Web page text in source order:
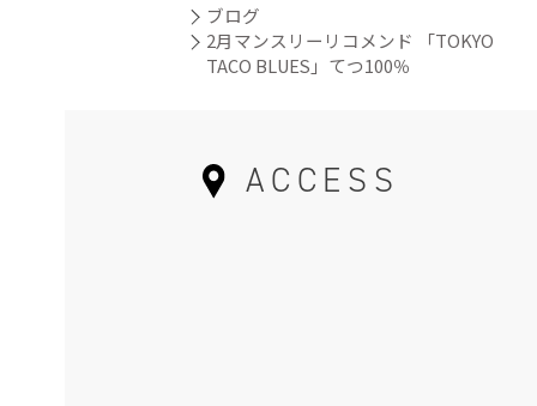
ブログ
2月マンスリーリコメンド 「TOKYO
TACO BLUES」てつ100％
ACCESS